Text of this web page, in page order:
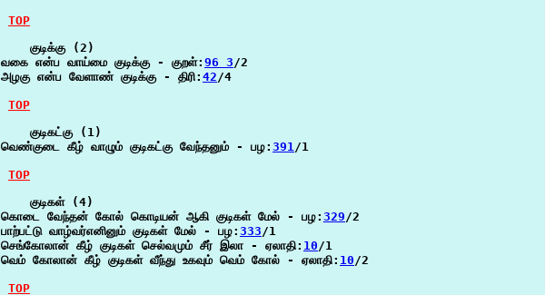
TOP
    குடிக்கு (2)
வகை என்ப வாய்மை குடிக்கு - குறள்: 96 3/2
அழகு என்ப வேளாண் குடிக்கு - திரி: 42/4
TOP
    குடிகட்கு (1)
வெண்குடை கீழ் வாழும் குடிகட்கு வேந்தனும் - பழ: 391/1
TOP
    குடிகள் (4)
கொடை வேந்தன் கோல் கொடியன் ஆகி குடிகள் மேல் - பழ: 329/2
பாற்பட்டு வாழ்வர்எனினும் குடிகள் மேல் - பழ: 333/1
செங்கோலான் கீழ் குடிகள் செல்வமும் சீர் இலா - ஏலாதி: 10/1
வெம் கோலான் கீழ் குடிகள் வீந்து உகவும் வெம் கோல் - ஏலாதி: 10/2
TOP